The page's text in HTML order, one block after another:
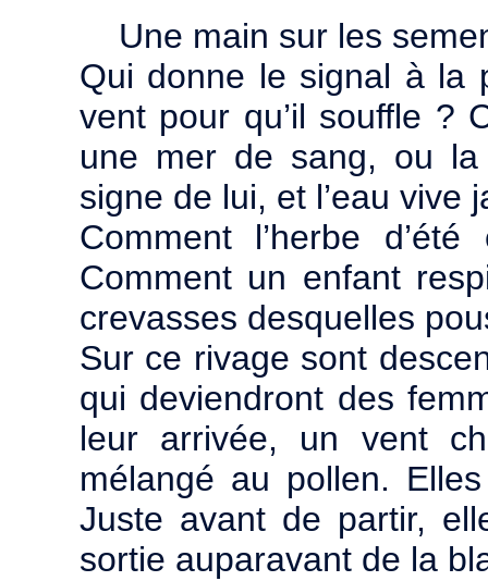
Une main sur les
Qui donne le signal à la
vent pour qu’il souffle ?
une mer de sang, ou
signe de lui, et l’eau vive
Comment l’herbe
Comment un enfant
crevasses desquelles
Sur ce rivage sont
qui deviendront des
leur arrivée, un vent
mélangé au pollen.
Juste avant de partir,
sortie auparavant de la